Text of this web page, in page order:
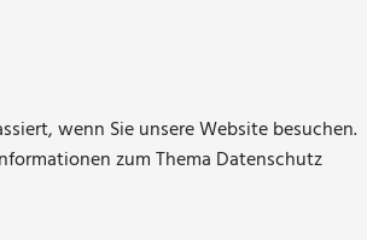
wenn Sie unsere Website besuchen.
zum Thema Datenschutz